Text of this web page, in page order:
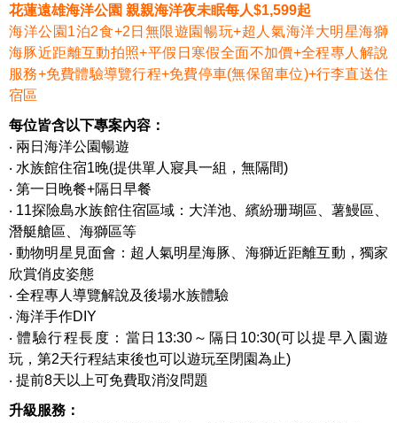
花蓮遠雄海洋公園 親親海洋夜未眠每人$1,599起
海洋公園1泊2食+2日無限遊園暢玩+超人氣海洋大明星海獅
海豚近距離互動拍照+平假日寒假全面不加價+全程專人解說
服務+免費體驗導覽行程+免費停車(無保留車位)+行李直送住
宿區
每位皆含以下專案內容：
‧ 兩日海洋公園暢遊
‧ 水族館住宿1晚(提供單人寢具一組，無隔間)
‧ 第一日晚餐+隔日早餐
‧ 11探險島水族館住宿區域：大洋池、繽紛珊瑚區、薯鰻區、
潛艇艙區、海獅區等
‧ 動物明星見面會：超人氣明星海豚、海獅近距離互動，獨家
欣賞俏皮姿態
‧ 全程專人導覽解說及後場水族體驗
‧ 海洋手作DIY
‧ 體驗行程長度：當日13:30～隔日10:30(可以提早入園遊
玩，第2天行程結束後也可以遊玩至閉園為止)
‧ 提前8天以上可免費取消沒問題
升級服務：